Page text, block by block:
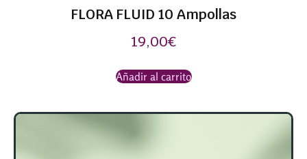
FLORA FLUID 10 Ampollas
19,00€
Añadir al carrito